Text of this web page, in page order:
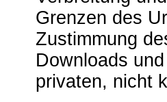
Grenzen des
Zustimmung
Downloads
privaten, nicht